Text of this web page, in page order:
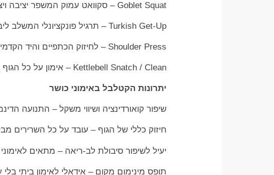
Goblet Squat – סקוואט עמוק המשפר יציבה ויציבות.
Turkish Get-Up – תרגיל פונקציונלי המשלב ליבה, כתפיים וקואורדינציה.
Shoulder Press – לחיזוק הכתפיים והיד הקדמית.
Kettlebell Snatch / Clean – אימון על כל הגוף בדגש על מהירות, כוח וטכניקה.
יתרונות הקטלבל באימוני כושר
שיפור קואורדינציה ושיווי משקל – התנועה
חיזוק כללי של הגוף – עובד על כל השרירים
יעיל לשיפור סיבולת לב-ריאה – מתאים לאימוני HIIT.
תופס מינימום מקום – אידאלי לאימון ביתי בלי